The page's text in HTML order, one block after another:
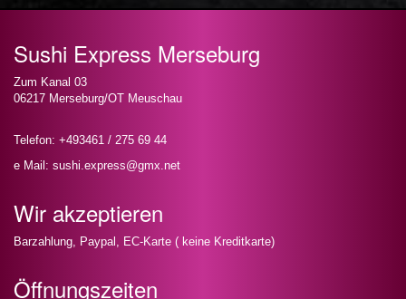
Sushi Express Merseburg
Zum Kanal 03
06217 Merseburg/OT Meuschau
Telefon: +493461 / 275 69 44
e Mail: sushi.express@gmx.net
Wir akzeptieren
Barzahlung, Paypal, EC-Karte ( keine Kreditkarte)
Öffnungszeiten